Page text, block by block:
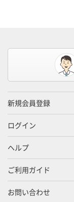
新規会員登録
ログイン
ヘルプ
ご利用ガイド
お問い合わせ